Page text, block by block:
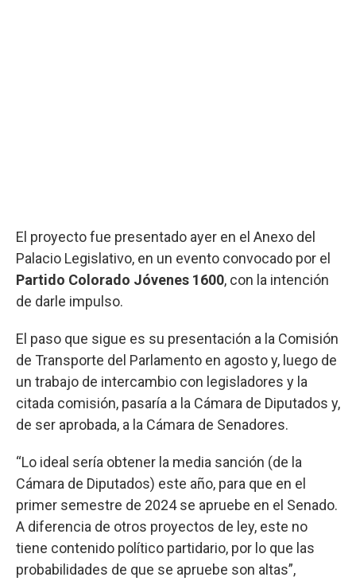
El proyecto fue presentado ayer en el Anexo del
Palacio Legislativo, en un evento convocado por el
Partido Colorado Jóvenes 1600, con la intención
de darle impulso.
El paso que sigue es su presentación a la Comisión
de Transporte del Parlamento en agosto y, luego de
un trabajo de intercambio con legisladores y la
citada comisión, pasaría a la Cámara de Diputados y,
de ser aprobada, a la Cámara de Senadores.
“Lo ideal sería obtener la media sanción (de la
Cámara de Diputados) este año, para que en el
primer semestre de 2024 se apruebe en el Senado.
A diferencia de otros proyectos de ley, este no
tiene contenido político partidario, por lo que las
probabilidades de que se apruebe son altas”,